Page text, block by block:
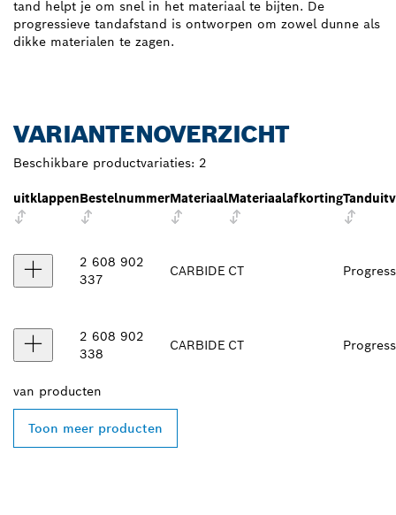
tand helpt je om snel in het materiaal te bijten. De
progressieve tandafstand is ontworpen om zowel dunne als
dikke materialen te zagen.
VARIANTENOVERZICHT
Beschikbare productvariaties: 2
uitklappenBestelnummerMateriaalMateriaalafkorting
2 608 902
337
CARBIDE CT
2 608 902
338
CARBIDE CT
van producten
Toon meer producten